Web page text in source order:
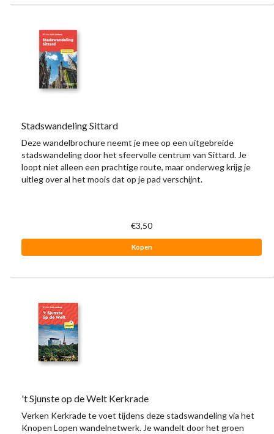
Stadswandeling Sittard
Deze wandelbrochure neemt je mee op een uitgebreide
stadswandeling door het sfeervolle centrum van Sittard. Je
loopt niet alleen een prachtige route, maar onderweg krijg je
uitleg over al het moois dat op je pad verschijnt.
€3,50
Kopen
't Sjunste op de Welt Kerkrade
Verken Kerkrade te voet tijdens deze stadswandeling via het
Knopen Lopen wandelnetwerk. Je wandelt door het groen